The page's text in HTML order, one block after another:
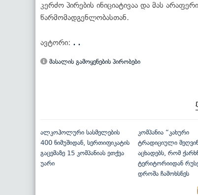
კერძო პირების ინიციატივაა და მას
წარმომადგენლობასთან.
ავტორი: . .
მასალის გამოყენების პირობები
ალკოჰოლური სასმელების
400 ნიმუშიდან, სერთიფიკატის
გაცემაზე 15 კომპანიას ეთქვა
უარი
კომპანია “კახური
ტრადიციული
აცხადებს, რომ
ტერიტორიიდან
დროშა ჩამოხსნეს